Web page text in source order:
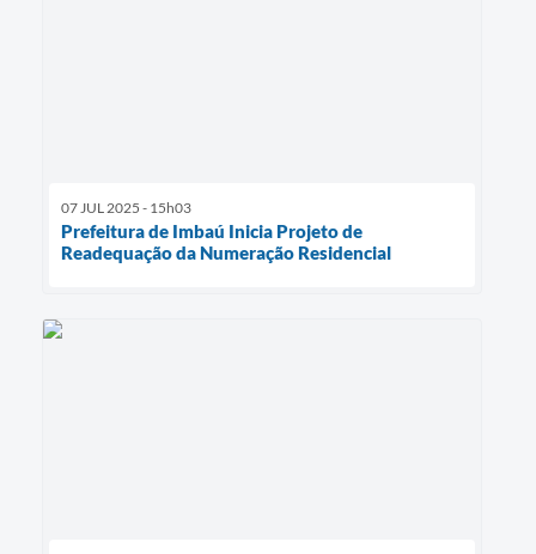
07 JUL 2025 - 15h03
Prefeitura de Imbaú Inicia Projeto de
Readequação da Numeração Residencial